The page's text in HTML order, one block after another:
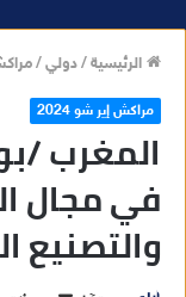
الرئيسية/دولي/
مراكش إير شو 2024
المغرب /
في مجال
والتصنيع